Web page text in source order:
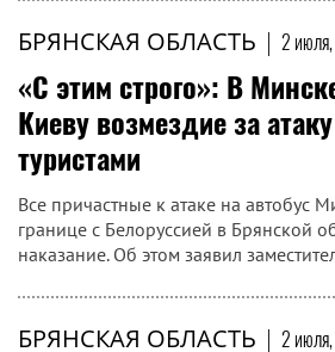
БРЯНСКАЯ ОБЛАСТЬ | 2
«‎С этим строго»: В
Киеву возмездие за
туристами
Все причастные к атаке на автобус
границе с Белоруссией в Брянской
наказание. Об этом заявил
БРЯНСКАЯ ОБЛАСТЬ | 2